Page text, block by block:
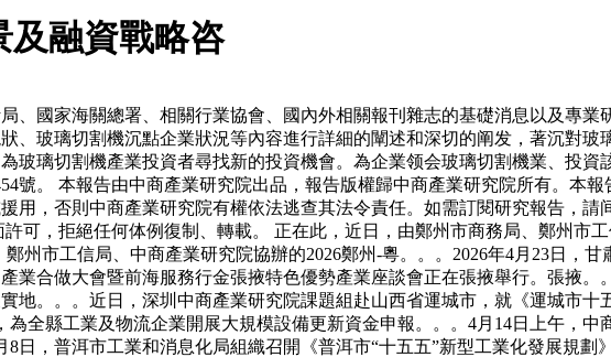
及融資戰略咨
國家海關總署、相關行業協會、國內外相關報刊雜志的基礎消息以及專業
、玻璃切割機沉點企業狀況等內容進行詳細的闡述和深切的阐发，著沉對玻
玻璃切割機產業投資者尋找新的投資機會。為企業领会玻璃切割機業、投資
號。 本報告由中商產業研究院出品，報告版權歸中商產業研究院所有。本報
用，否則中商產業研究院有權依法逃查其法令責任。如需訂閱研究報告，請
可，拒絕任何体例復制、轉載。 正在此，近日，由鄭州市商務局、鄭州市
州市工信局、中商產業研究院協辦的2026鄭州-粵。。。2026年4月23日，
合做大會暨前海服務行金張掖特色優勢產業座談會正在張掖舉行。張掖。
地。。。近日，深圳中商產業研究院課題組赴山西省運城市，就《運城市十
全縣工業及物流企業開展大規模設備更新資金申報。。。4月14日上午，中
日，普洱市工業和消息化局組織召開《普洱市“十五五”新型工業化發展規劃